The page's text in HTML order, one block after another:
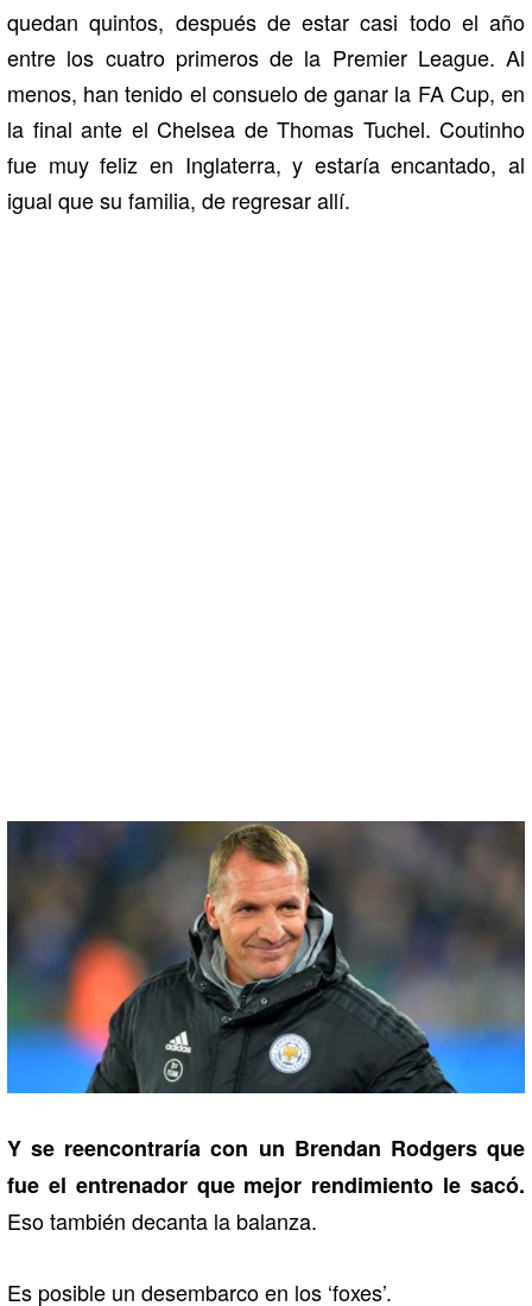
quedan quintos, después de estar casi todo el año
entre los cuatro primeros de la Premier League. Al
menos, han tenido el consuelo de ganar la FA Cup, en
la final ante el Chelsea de Thomas Tuchel. Coutinho
fue muy feliz en Inglaterra, y estaría encantado, al
igual que su familia, de regresar allí.
Y se reencontraría con un Brendan Rodgers que
fue el entrenador que mejor rendimiento le sacó.
Eso también decanta la balanza.
Es posible un desembarco en los ‘foxes’.